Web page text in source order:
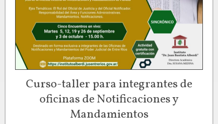
Curso-taller para integrantes de
oficinas de Notificaciones y
Mandamientos